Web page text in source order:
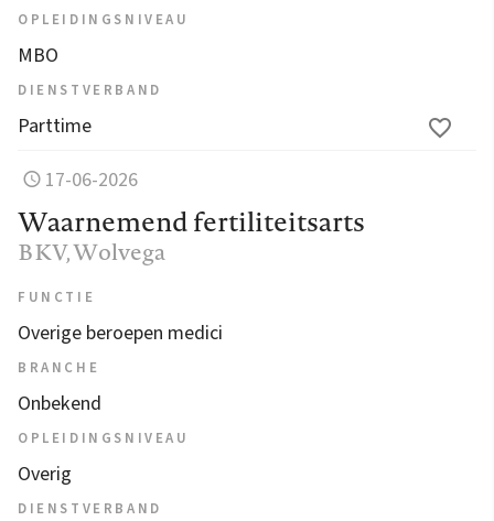
OPLEIDINGSNIVEAU
MBO
DIENSTVERBAND
Parttime
17-06-2026
Waarnemend fertiliteitsarts
BKV, Wolvega
FUNCTIE
Overige beroepen medici
BRANCHE
Onbekend
OPLEIDINGSNIVEAU
Overig
DIENSTVERBAND